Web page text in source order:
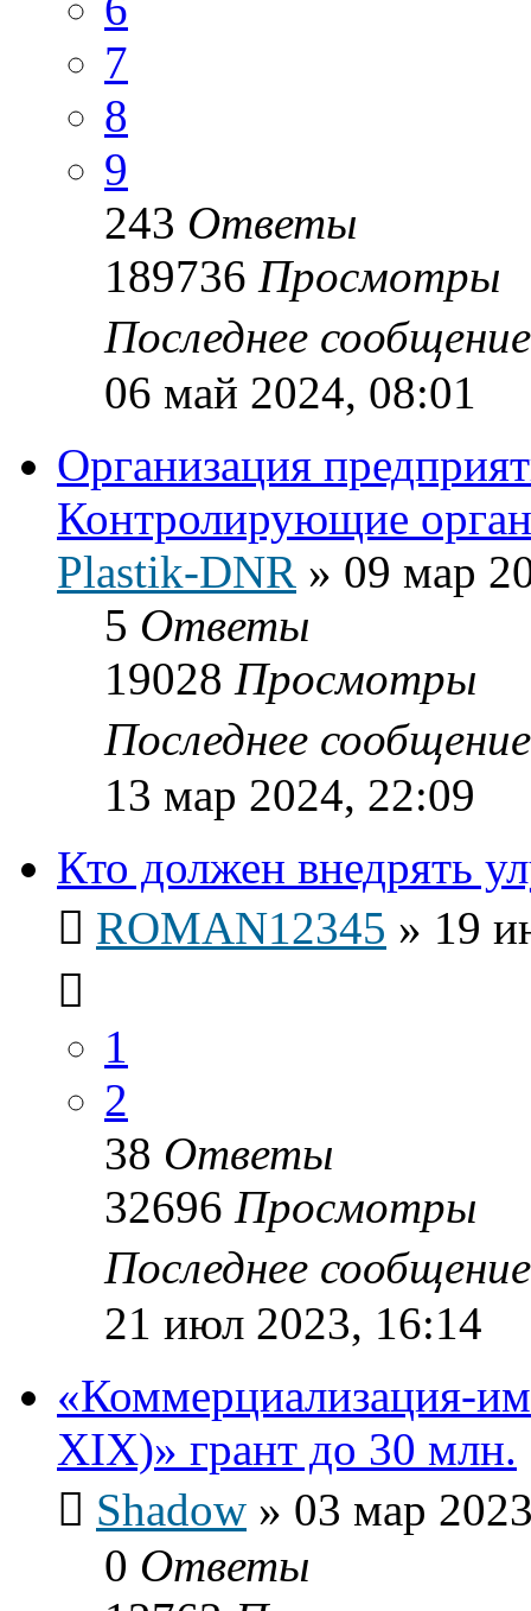
7
8
9
243 Ответы
189736 Просмотры
Последнее
06 май 2024, 08:01
Организация
Контролирующие
Plastik-DNR » 09 мар
5 Ответы
19028 Просмотры
Последнее
13 мар 2024, 22:09
Кто должен внедрять
ROMAN12345 » 19
1
2
38 Ответы
32696 Просмотры
Последнее
21 июл 2023, 16:14
«Коммерциализация-
XIX)» грант до 30 млн.
Shadow » 03 мар
0 Ответы